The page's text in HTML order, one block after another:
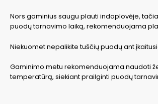
Nors gaminius saugu plauti indaplovėje,
puodų tarnavimo laiką, rekomenduojama
Niekuomet nepalikite tuščių puodų ant
Gaminimo metu rekomenduojama naudoti
temperatūrą, siekiant prailginti puodų